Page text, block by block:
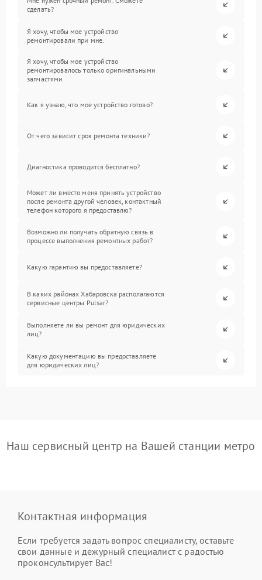
сделать?
Я хочу, чтобы мое устройство
ремонтировали при мне.
Я хочу, чтобы мое устройство
ремонтировалось только оригинальными
запчастями.
Как я узнаю, что мое устройство готово?
От чего зависит срок ремонта техники?
Диагностика проводится бесплатно?
Может ли вместо меня принять устройство
после ремонта другой человек, контактный
телефон которого я предоставлю?
Возможно ли получать обратную связь в
процессе выполнения ремонтных работ?
Какую гарантию вы предоставляете?
В каких районах Хабаровска располагаются
сервисные центры Pulsar?
Выполняете ли вы ремонт для юридических
лиц?
Какую документацию вы предоставляете
для юридических лиц?
Наш сервисный центр на Вашей станции метро
Контактная информация
Если требуется задать вопрос специалисту, оставьте
свои данные и дежурный специалист с радостью
проконсультирует Вас!